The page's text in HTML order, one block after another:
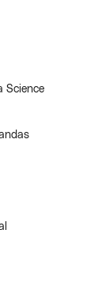
Science